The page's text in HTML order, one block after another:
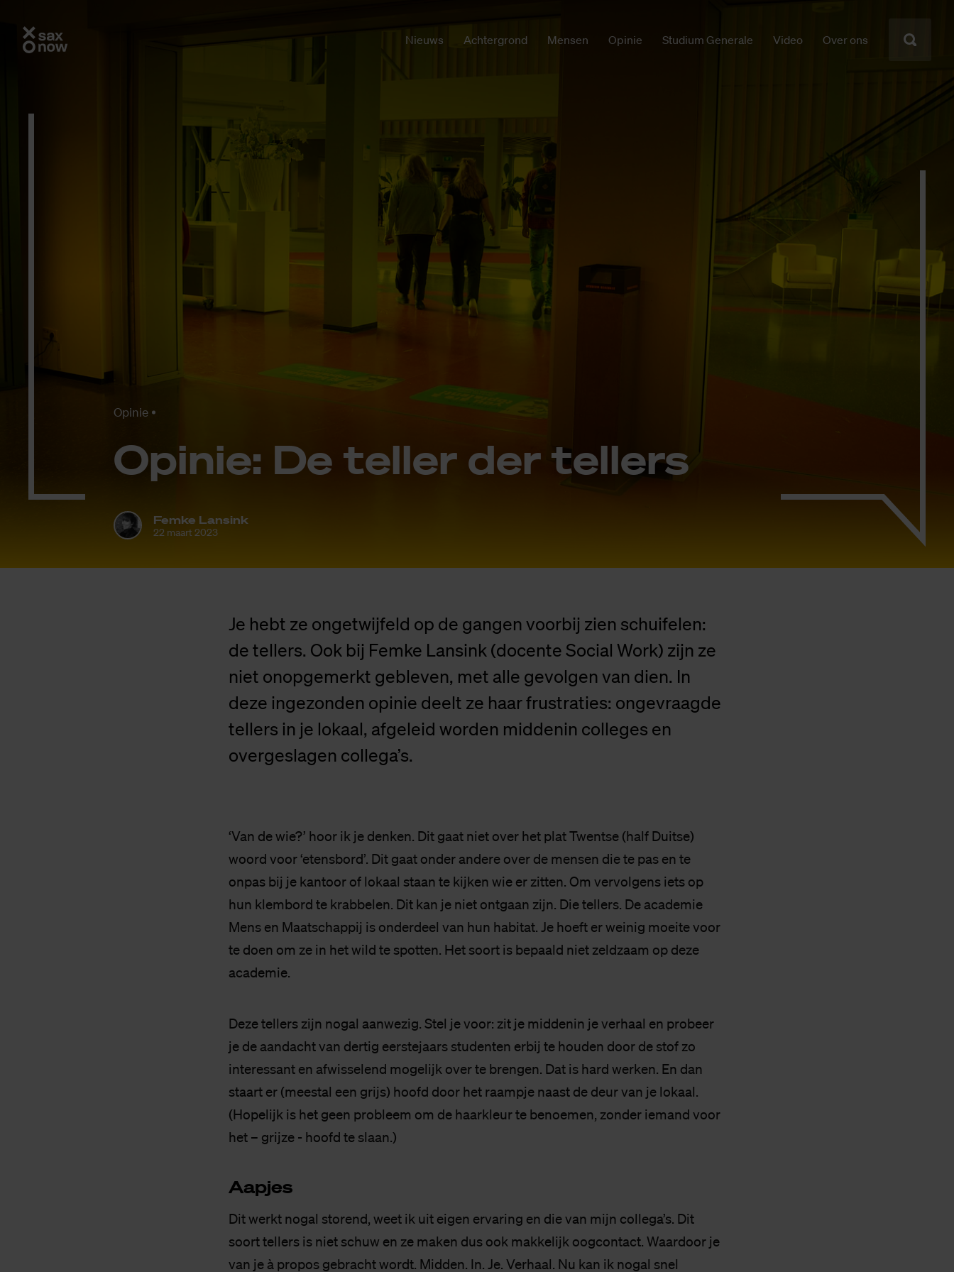
Nieuws Achtergrond Mensen Opinie Studium Generale Video Over ons
Opinie
Opi­nie: De tel­ler der tel­lers
Femke Lansink
22 maart 2023
Je hebt ze ongetwijfeld op de gangen voorbij zien schuifelen:
de tellers. Ook bij Femke Lansink (docente Social Work) zijn ze
niet onopgemerkt gebleven, met alle gevolgen van dien. In
deze ingezonden opinie deelt ze haar frustraties: ongevraagde
tellers in je lokaal, afgeleid worden middenin colleges en
overgeslagen collega’s.
‘Van de wie?’ hoor ik je denken. Dit gaat niet over het plat Twentse (half Duitse)
woord voor ‘etensbord’. Dit gaat onder andere over de mensen die te pas en te
onpas bij je kantoor of lokaal staan te kijken wie er zitten. Om vervolgens iets op
hun klembord te krabbelen. Dit kan je niet ontgaan zijn. Die tellers. De academie
Mens en Maatschappij is onderdeel van hun habitat. Je hoeft er weinig moeite voor
te doen om ze in het wild te spotten. Het soort is bepaald niet zeldzaam op deze
academie.
Deze tellers zijn nogal aanwezig. Stel je voor: zit je middenin je verhaal en probeer
je de aandacht van dertig eerstejaars studenten erbij te houden door de stof zo
interessant en afwisselend mogelijk over te brengen. Dat is hard werken. En dan
staart er (meestal een grijs) hoofd door het raampje naast de deur van je lokaal.
(Hopelijk is het geen probleem om de haarkleur te benoemen, zonder iemand voor
het – grijze - hoofd te slaan.)
Aap­jes
Dit werkt nogal storend, weet ik uit eigen ervaring en die van mijn collega’s. Dit
soort tellers is niet schuw en ze maken dus ook makkelijk oogcontact. Waardoor je
van je à propos gebracht wordt. Midden. In. Je. Verhaal. Nu kan ik nogal snel